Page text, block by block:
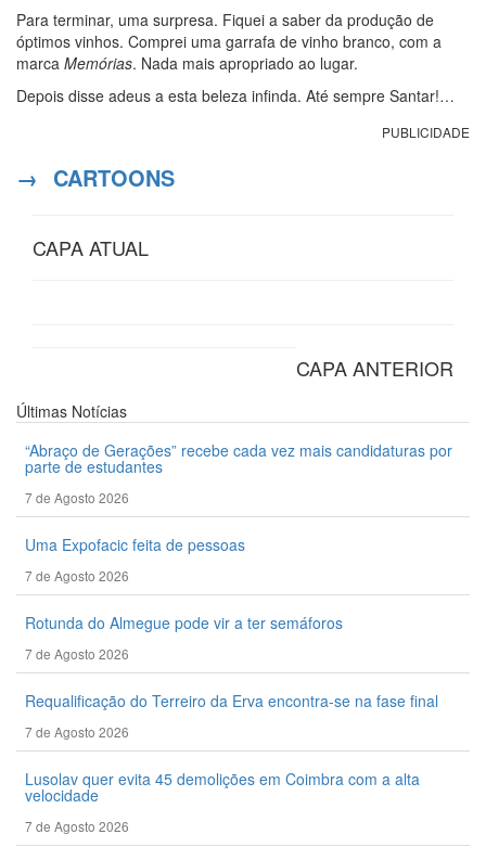
Para terminar, uma surpresa. Fiquei a saber da produção de
óptimos vinhos. Comprei uma garrafa de vinho branco, com a
marca Memórias. Nada mais apropriado ao lugar.
Depois disse adeus a esta beleza infinda. Até sempre Santar!…
PUBLICIDADE
→ CARTOONS
CAPA ATUAL
CAPA ANTERIOR
Últimas Notícias
“Abraço de Gerações” recebe cada vez mais candidaturas por
parte de estudantes
7 de Agosto 2026
Uma Expofacic feita de pessoas
7 de Agosto 2026
Rotunda do Almegue pode vir a ter semáforos
7 de Agosto 2026
Requalificação do Terreiro da Erva encontra-se na fase final
7 de Agosto 2026
Lusolav quer evita 45 demolições em Coimbra com a alta
velocidade
7 de Agosto 2026